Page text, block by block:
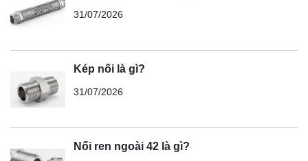
31/07/2026
Kép nối là gì?
31/07/2026
Nối ren ngoài 42 là gì?